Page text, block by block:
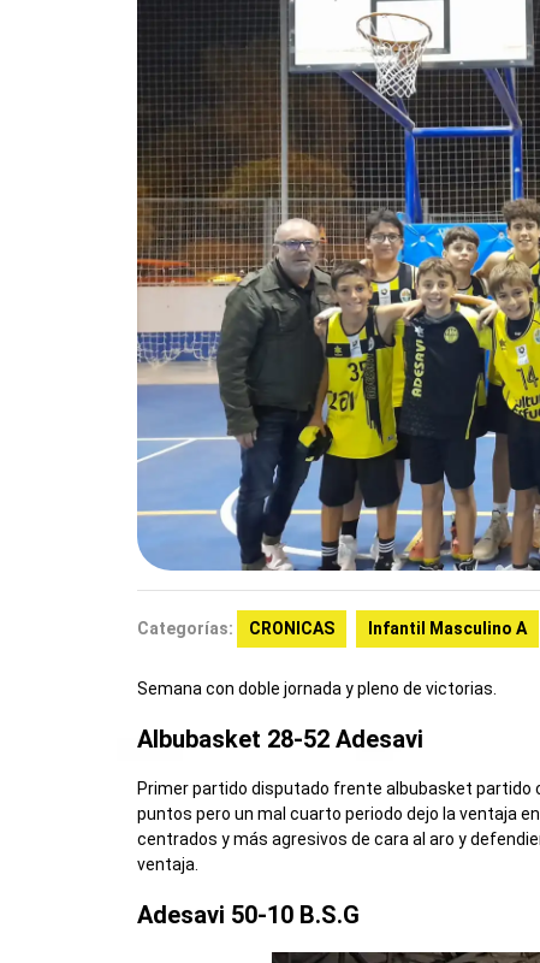
Categorías: CRONICAS Infantil Masculino A
Semana con doble jornada y pleno de victorias.
Albubasket 28-52 Adesavi
Primer partido disputado frente albubasket partido
puntos pero un mal cuarto periodo dejo la ventaja
centrados y más agresivos de cara al aro y
ventaja.
Adesavi 50-10 B.S.G